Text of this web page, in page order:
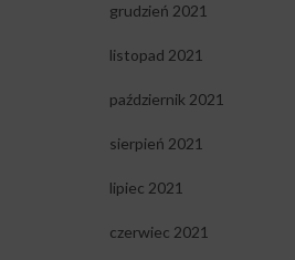
grudzień 2021
listopad 2021
październik 2021
sierpień 2021
lipiec 2021
czerwiec 2021